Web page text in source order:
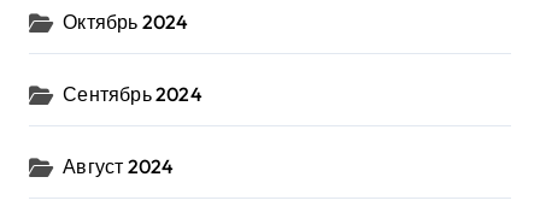
Октябрь 2024
Сентябрь 2024
Август 2024